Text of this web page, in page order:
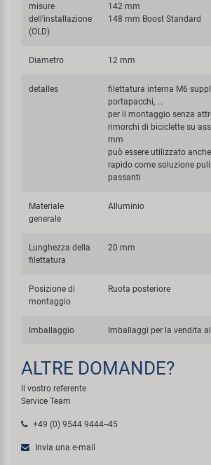
misure
dell'installazione
(OLD)
142 mm
148 mm Boost Standard
Diametro 12 mm
detalles
filettatura interna M6
portapacchi, ...
per il montaggio senza
rimorchi di biciclette su
mm
può essere utilizzato
rapido come soluzione
passanti
Materiale
generale
Alluminio
Lunghezza della
filettatura
20 mm
Posizione di
montaggio
Ruota posteriore
Imballaggio Imballaggi per la vendita
ALTRE DOMANDE?
Il vostro referente
Service Team
+49 (0) 9544 9444--45
Invia una e-mail